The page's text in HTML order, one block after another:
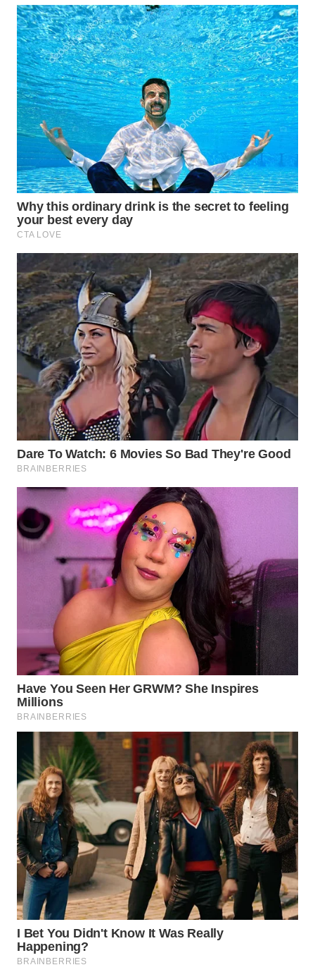
WN
INDRAMAYU
WN
KUNINGAN
WN
MAJALENGKA
WN
WN
SUKABUMI
WN
PURWAKARTA
WN
PRIANGAN
TIMUR
WN
SEMARANG
WN
SOLO
WN
BOROBUDUR
MADURA
WN
SURABAYA
WN
NATUNA
WN
BINTAN
WN
MANDALIKA
WN
LIKUPANG
WN
LABUANBAJO
WN
BORNEO